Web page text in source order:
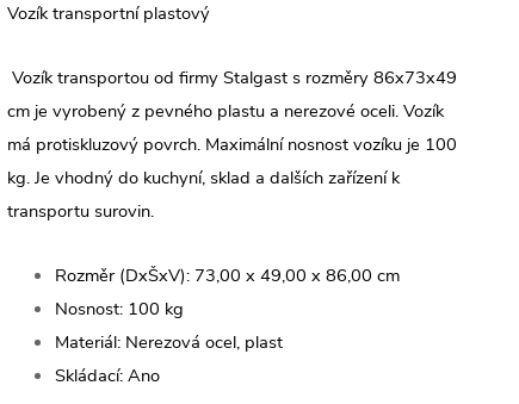
Vozík transportní plastový
Vozík transportou od firmy Stalgast s rozměry 86x73x49
cm je vyrobený z pevného plastu a nerezové oceli. Vozík
má protiskluzový povrch. Maximální nosnost vozíku je 100
kg. Je vhodný do kuchyní, sklad a dalších zařízení k
transportu surovin.
Rozměr (DxŠxV): 73,00 x 49,00 x 86,00 cm
Nosnost: 100 kg
Materiál: Nerezová ocel, plast
Skládací: Ano